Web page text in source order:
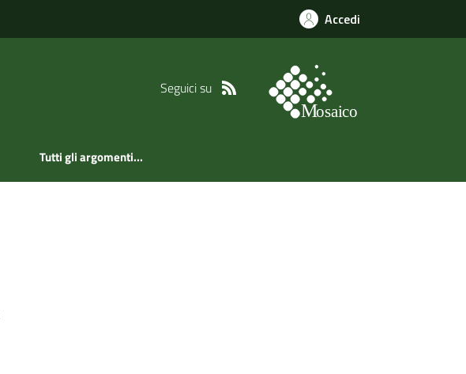
Accedi
Seguici su
Tutti gli argomenti...